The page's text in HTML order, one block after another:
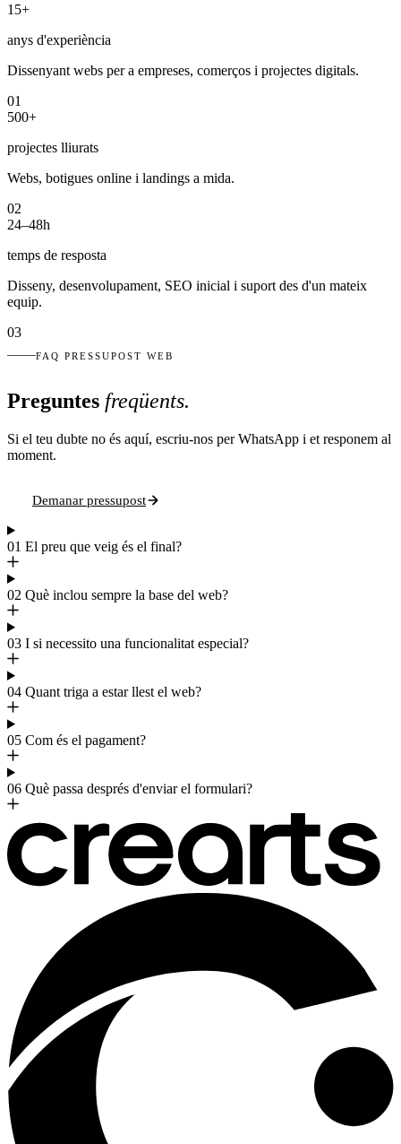
15+
anys d'experiència
Dissenyant webs per a empreses, comerços i projectes digitals.
01
500+
projectes lliurats
Webs, botigues online i landings a mida.
02
24–48h
temps de resposta
Disseny, desenvolupament, SEO inicial i suport des d'un mateix
equip.
03
FAQ PRESSUPOST WEB
Preguntes freqüents.
Si el teu dubte no és aquí, escriu-nos per WhatsApp i et responem al
moment.
Demanar pressupost
01 El preu que veig és el final?
02 Què inclou sempre la base del web?
03 I si necessito una funcionalitat especial?
04 Quant triga a estar llest el web?
05 Com és el pagament?
06 Què passa després d'enviar el formulari?